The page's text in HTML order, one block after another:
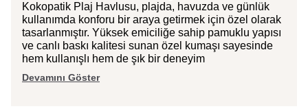
Kokopatik Plaj Havlusu, plajda, havuzda ve günlük
kullanımda konforu bir araya getirmek için özel olarak
tasarlanmıştır. Yüksek emiciliğe sahip pamuklu yapısı
ve canlı baskı kalitesi sunan özel kumaşı sayesinde
hem kullanışlı hem de şık bir deneyim
Devamını Göster